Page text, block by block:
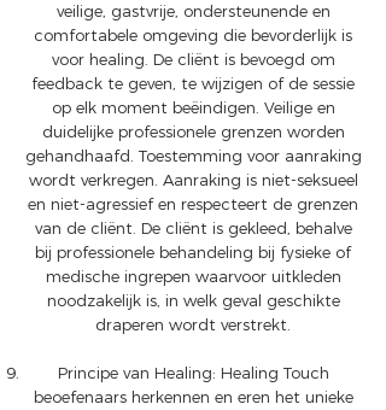
veilige, gastvrije, ondersteunende en
comfortabele omgeving die bevorderlijk is
voor healing. De cliënt is bevoegd om
feedback te geven, te wijzigen of de sessie
op elk moment beëindigen. Veilige en
duidelijke professionele grenzen worden
gehandhaafd. Toestemming voor aanraking
wordt verkregen. Aanraking is niet-seksueel
en niet-agressief en respecteert de grenzen
van de cliënt. De cliënt is gekleed, behalve
bij professionele behandeling bij fysieke of
medische ingrepen waarvoor uitkleden
noodzakelijk is, in welk geval geschikte
draperen wordt verstrekt.
Principe van Healing: Healing Touch
beoefenaars herkennen en eren het unieke